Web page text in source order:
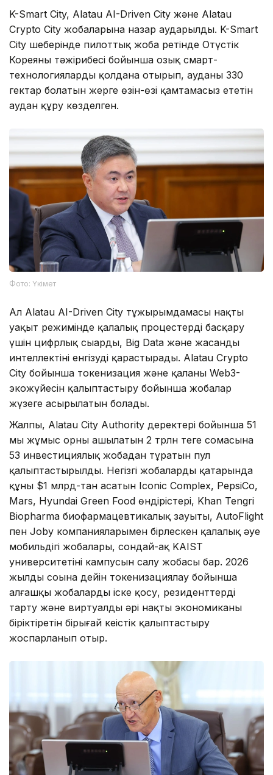
K-Smart City, Alatau AI-Driven City және Alatau
Crypto City жобаларына назар аударылды. K-Smart
City шеңберінде пилоттық жоба ретінде Оңтүстік
Кореяның тәжірибесі бойынша озық смарт-
технологияларды қолдана отырып, ауданы 330
гектар болатын жерге өзін-өзі қамтамасыз ететін
аудан құру көзделген.
Фото: Үкімет
Ал Alatau AI-Driven City тұжырымдамасы нақты
уақыт режимінде қалалық процестерді басқару
үшін цифрлық сыңарды, Big Data және жасанды
интеллектіні енгізуді қарастырады. Alatau Crypto
City бойынша токенизация және қаланың Web3-
экожүйесін қалыптастыру бойынша жобалар
жүзеге асырылатын болады.
Жалпы, Alatau City Authority деректері бойынша 51
мың жұмыс орны ашылатын 2 трлн теңге сомасына
53 инвестициялық жобадан тұратын пул
қалыптастырылды. Негізгі жобалардың қатарында
құны $1 млрд-тан асатын Iconic Complex, PepsiCo,
Mars, Hyundai Green Food өндірістері, Khan Tengri
Biopharma биофармацевтикалық зауыты, AutoFlight
пен Joby компанияларымен бірлескен қалалық әуе
мобильдігі жобалары, сондай-ақ KAIST
университетінің кампусын салу жобасы бар. 2026
жылдың соңына дейін токенизациялау бойынша
алғашқы жобаларды іске қосу, резиденттерді
тарту және виртуалды әрі нақты экономиканы
біріктіретін бірыңғай кеңістік қалыптастыру
жоспарланып отыр.